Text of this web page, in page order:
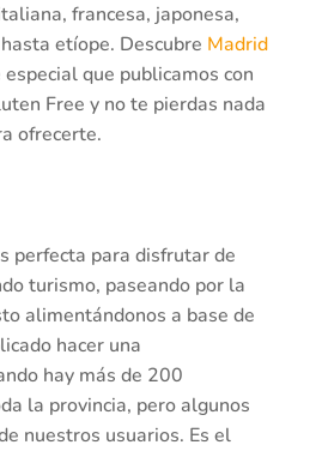
francesa, japonesa,
etíope. Descubre Madrid
que publicamos con
Free y no te pierdas nada
ofrecerte.
perfecta para disfrutar de
turismo, paseando por la
alimentándonos a base de
hacer una
hay más de 200
la provincia, pero algunos
nuestros usuarios. Es el